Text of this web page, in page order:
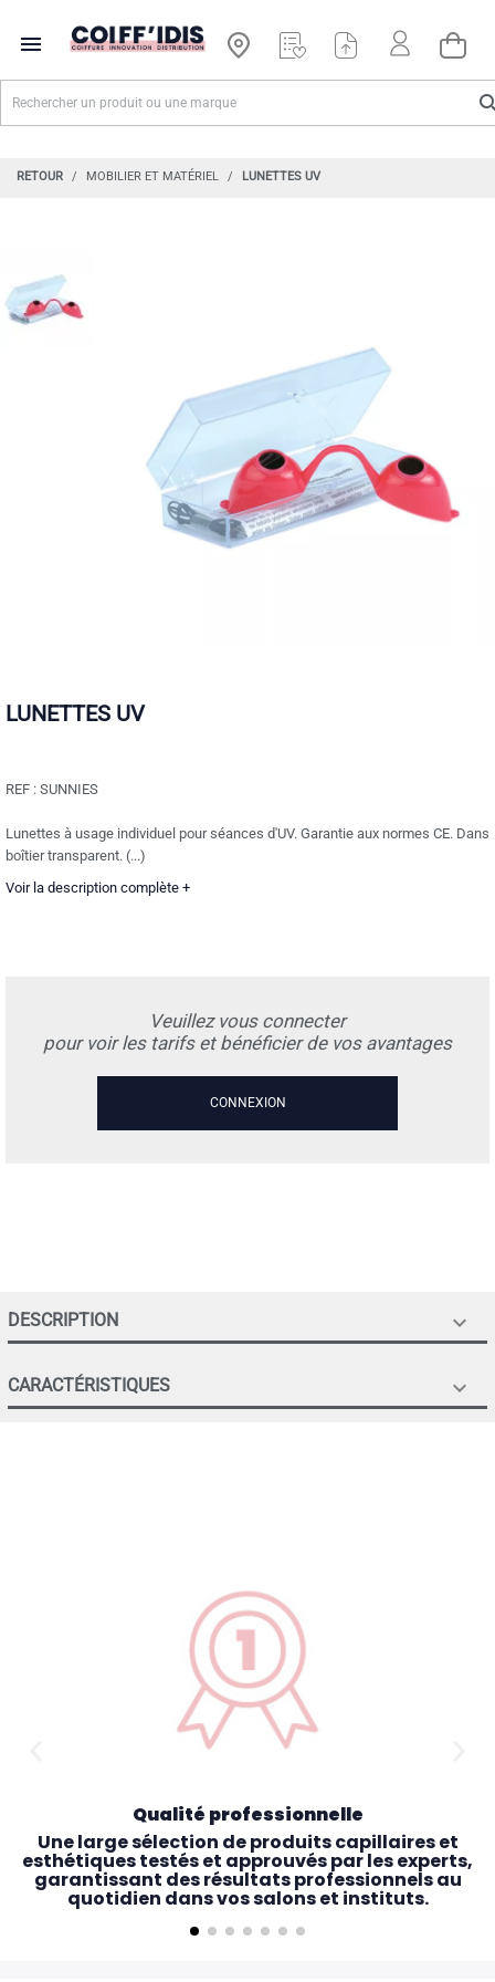

RETOUR MOBILIER ET MATÉRIEL LUNETTES UV
LUNETTES UV
REF : SUNNIES
Lunettes à usage individuel pour séances d'UV. Garantie aux normes CE. Dans
boîtier transparent. (...)
Voir la description complète +
Veuillez vous connecter
pour voir les tarifs et bénéficier de vos avantages
CONNEXION
DESCRIPTION 
CARACTÉRISTIQUES 
Qualité professionnelle
Une large sélection de produits capillaires et
esthétiques testés et approuvés par les experts,
garantissant des résultats professionnels au
quotidien dans vos salons et instituts.